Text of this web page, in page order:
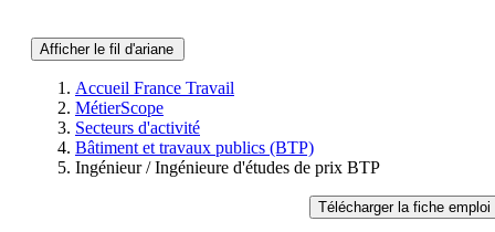
Afficher le fil d'ariane
Accueil France Travail
MétierScope
Secteurs d'activité
Bâtiment et travaux publics (BTP)
Ingénieur / Ingénieure d'études de prix BTP
Télécharger la fiche emploi